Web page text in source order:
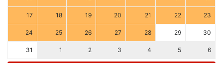
17 18 19 20 21 22 23
24 25 26 27 28 29 30
31 1 2 3 4 5 6